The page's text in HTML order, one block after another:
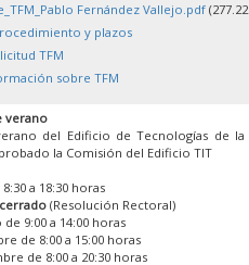
Fernández Vallejo.pdf
y plazos
TFM
sobre TFM
verano
del Edificio de Tecnologías de
la Comisión del Edificio TIT
a 18:30 horas
(Resolución Rectoral)
9:00 a 14:00 horas
de 8:00 a 15:00 horas
de 8:00 a 20:30 horas